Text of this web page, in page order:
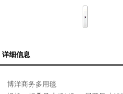
详细信息
博洋商务多用毯